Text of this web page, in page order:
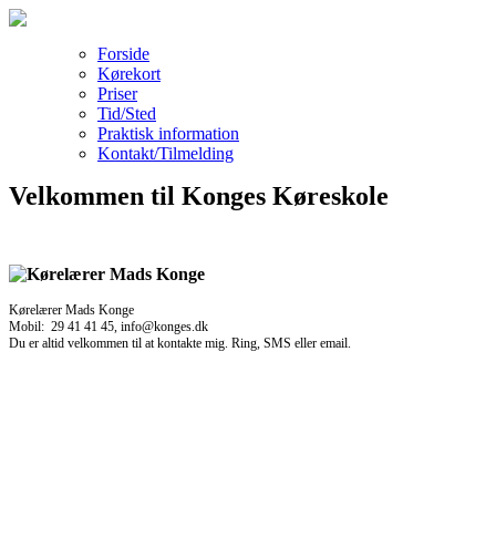
Forside
Kørekort
Priser
Tid/Sted
Praktisk information
Kontakt/Tilmelding
Velkommen til Konges Køreskole
Kørelærer Mads Konge
Mobil: 29 41 41 45, info@konges.dk
Du er altid velkommen til at kontakte mig. Ring, SMS eller email.